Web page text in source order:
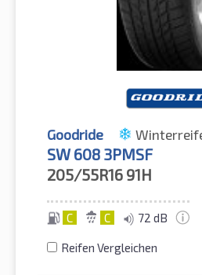
Goodride
SW 608 3PMSF
205/55R16 91H
C C 72 dB
Reifen Vergleichen